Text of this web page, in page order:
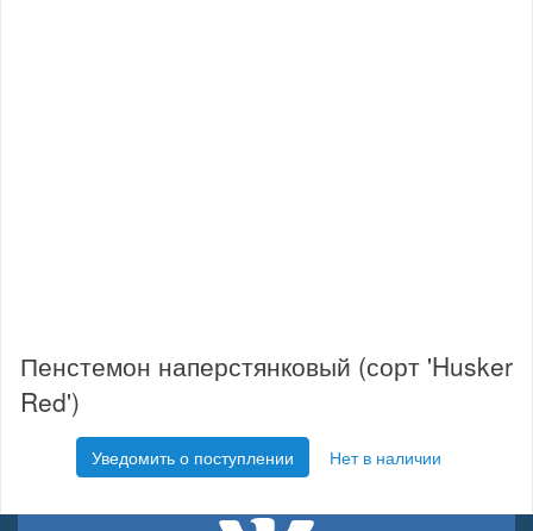
Пенстемон наперстянковый (сорт 'Husker
Red')
Уведомить о поступлении Нет в наличии